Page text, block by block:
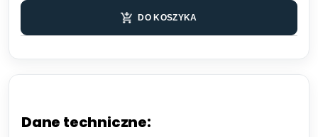
DO KOSZYKA
Dane techniczne: